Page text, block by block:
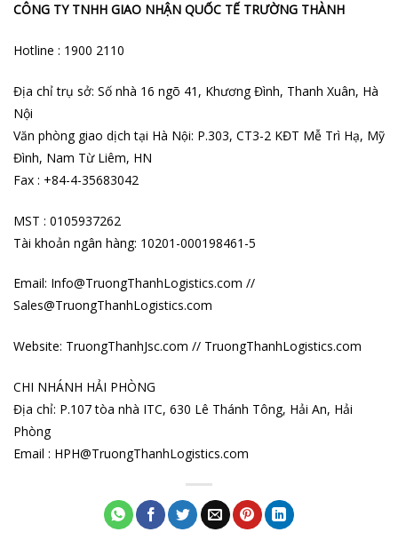
CÔNG TY TNHH GIAO NHẬN QUỐC TẾ TRƯỜNG THÀNH
Hotline : 1900 2110
Địa chỉ trụ sở: Số nhà 16 ngõ 41, Khương Đình, Thanh Xuân, Hà
Nội
Văn phòng giao dịch tại Hà Nội: P.303, CT3-2 KĐT Mễ Trì Hạ, Mỹ
Đình, Nam Từ Liêm, HN
Fax : +84-4-35683042
MST : 0105937262
Tài khoản ngân hàng: 10201-000198461-5
Email: Info@TruongThanhLogistics.com //
Sales@TruongThanhLogistics.com
Website: TruongThanhJsc.com // TruongThanhLogistics.com
CHI NHÁNH HẢI PHÒNG
Địa chỉ: P.107 tòa nhà ITC, 630 Lê Thánh Tông, Hải An, Hải
Phòng
Email : HPH@TruongThanhLogistics.com